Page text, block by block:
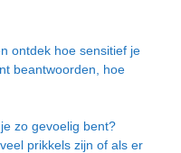
ontdek hoe sensitief je
beantwoorden, hoe
zo gevoelig bent?
prikkels zijn of als er